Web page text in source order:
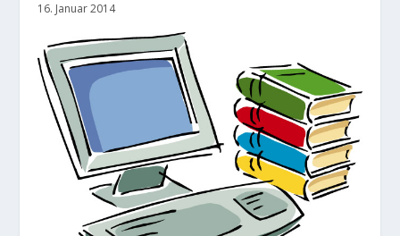
16. Januar 2014